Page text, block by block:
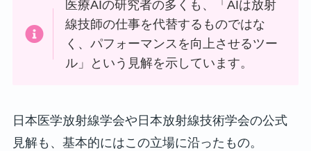
医療AIの研究者の多くも、「AIは放射
線技師の仕事を代替するものではな
く、パフォーマンスを向上させるツー
ル」という見解を示しています。
日本医学放射線学会や日本放射線技術学会の公式
見解も、基本的にはこの立場に沿ったもの。